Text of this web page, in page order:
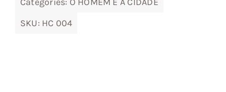
SKU: HC 004